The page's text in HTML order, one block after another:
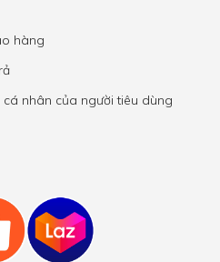
hàng
nhân của người tiêu dùng